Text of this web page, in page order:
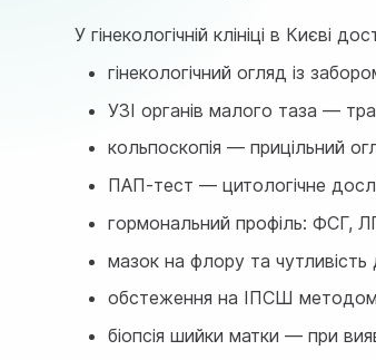
У гінекологічній клініці в Києві
гінекологічний огляд із
УЗІ органів малого таза —
кольпоскопія — прицільний
ПАП-тест — цитологічне
гормональний профіль: ФСГ,
мазок на флору та чутливість
обстеження на ІПСШ методом
біопсія шийки матки — при